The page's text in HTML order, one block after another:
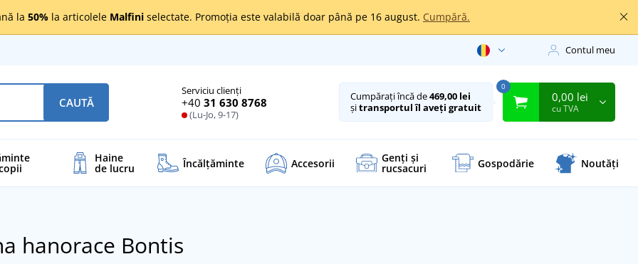
la 50% la articolele Malfini selectate. Promoția este valabilă doar până pe 16 august. Cumpără.
Contul meu
Serviciu clienți
+40 31 630 8768
(Lu-Jo, 9-17)
CAUTĂ Cumpărați încă de469,00 lei
șitransportul îl aveți gratuit
0
0,00 lei
cu TVA
Haine
de lucru Încălţăminte Accesorii Genți și
rucsacuri Gospodărie Noutăți
hanorace Bontis